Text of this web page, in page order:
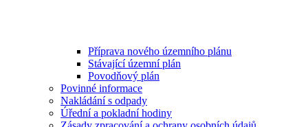
Příprava nového územního plánu
Stávající územní plán
Povodňový plán
Povinné informace
Nakládání s odpady
Úřední a pokladní hodiny